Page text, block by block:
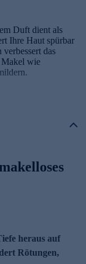
Duft dient als
Ihre Haut spürbar
das
Makel wie
und
der Haut
Zustand
Hautfeuchtigkeit
heraus auf
Rötungen,